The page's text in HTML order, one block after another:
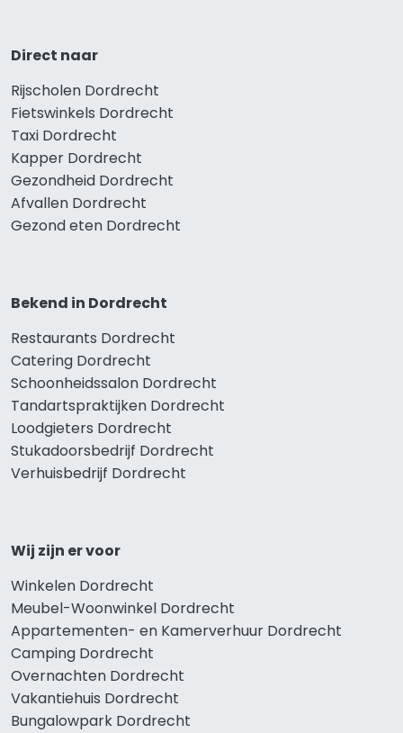
Direct naar
Rijscholen Dordrecht
Fietswinkels Dordrecht
Taxi Dordrecht
Kapper Dordrecht
Gezondheid Dordrecht
Afvallen Dordrecht
Gezond eten Dordrecht
Bekend in Dordrecht
Restaurants Dordrecht
Catering Dordrecht
Schoonheidssalon Dordrecht
Tandartspraktijken Dordrecht
Loodgieters Dordrecht
Stukadoorsbedrijf Dordrecht
Verhuisbedrijf Dordrecht
Wij zijn er voor
Winkelen Dordrecht
Meubel-Woonwinkel Dordrecht
Appartementen- en Kamerverhuur Dordrecht
Camping Dordrecht
Overnachten Dordrecht
Vakantiehuis Dordrecht
Bungalowpark Dordrecht